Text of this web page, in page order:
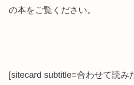
の本をご覧ください。
[sitecard subtitle=合わせて読み